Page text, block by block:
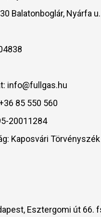
Balatonboglár, Nyárfa
info@fullgas.hu
85 550 560
20011284
Kaposvári Törvényszék
Esztergomi út 66.